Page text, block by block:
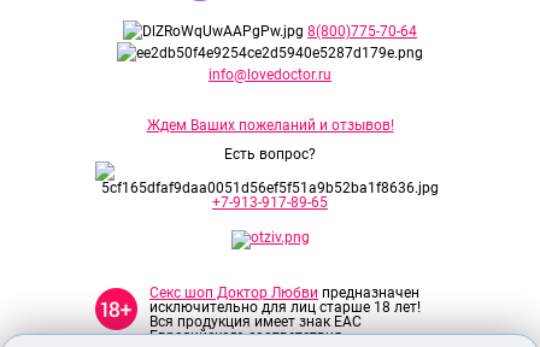
8(800)775-70-64
info@lovedoctor.ru
Ждем Ваших пожеланий и отзывов!
Есть вопрос?
+7-913-917-89-65
Секс шоп Доктор Любви предназначен
исключительно для лиц старше 18 лет!
Вся продукция имеет знак EAC
Евразийского соответствия.